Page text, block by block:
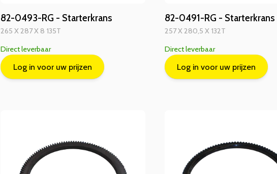
82-0493-RG - Starterkrans
265 X 287 X 8 135T
Direct leverbaar
Log in voor uw prijzen
82-0491-RG - Starterkrans
257 X 280,5 X 132T
Direct leverbaar
Log in voor uw prijzen